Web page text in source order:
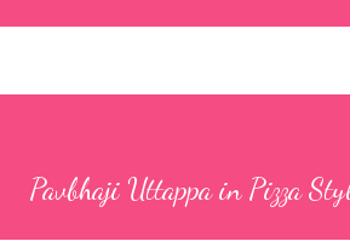
& finely chopped colocasia (taro) leaves, –
cup *Red chilli powder – 3 teaspoons
*White sesame seeds – 1 tablespoon
Pavbhaji Uttappa in Pizza